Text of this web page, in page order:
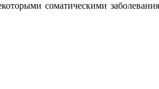
соматическими